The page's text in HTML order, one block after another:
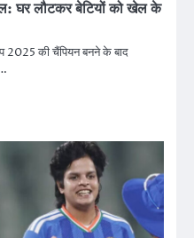
घर लौटकर बेटियों को खेल के
2025 की चैंपियन बनने के बाद